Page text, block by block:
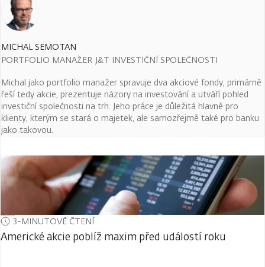
MICHAL SEMOTAN
PORTFOLIO MANAŽER J&T INVESTIČNÍ SPOLEČNOSTI
Michal jako portfolio manažer spravuje dva akciové fondy, primárně
řeší tedy akcie, prezentuje názory na investování a utváří pohled
investiční společnosti na trh. Jeho práce je důležitá hlavně pro
klienty, kterým se stará o majetek, ale samozřejmě také pro banku
jako takovou.
3-MINUTOVÉ ČTENÍ
Americké akcie poblíž maxim před událostí roku